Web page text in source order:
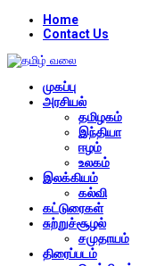
Home
Contact Us
முகப்பு
அரசியல்
தமிழகம்
இந்தியா
ஈழம்
உலகம்
இலக்கியம்
கல்வி
கட்டுரைகள்
சுற்றுச்சூழல்
சமுதாயம்
திரைப்படம்